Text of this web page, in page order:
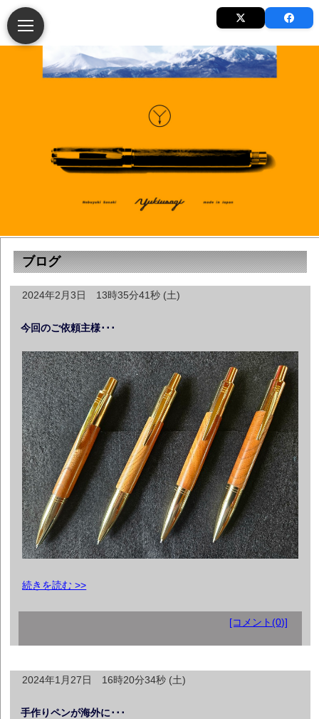
ブログ
2024年2月3日 13時35分41秒 (土)
今回のご依頼主様･･･
続きを読む >>
[コメント(0)]
2024年1月27日 16時20分34秒 (土)
手作りペンが海外に･･･